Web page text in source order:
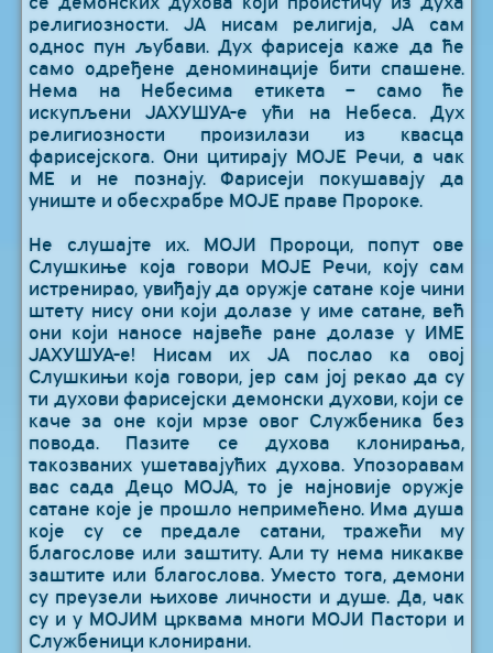
религиозности. ЈА нисам религија, ЈА сам
однос пун љубави. Дух фарисеја каже да ће
само одређене деноминације бити спашене.
Нема на Небесима етикета – само ће
искупљени ЈАХУШУА-е ући на Небеса. Дух
религиозности произилази из квасца
фарисејскога. Они цитирају МОЈЕ Речи, а чак
МЕ и не познају. Фарисеји покушавају да
униште и обесхрабре МОЈЕ праве Пророке.
Не слушајте их. МОЈИ Пророци, попут ове
Слушкиње која говори МОЈЕ Речи, коју сам
истренирао, увиђају да оружје сатане које чини
штету нису они који долазе у име сатане, већ
они који наносе највеће ране долазе у ИМЕ
ЈАХУШУА-е! Нисам их ЈА послао ка овој
Слушкињи која говори, јер сам јој рекао да су
ти духови фарисејски демонски духови, који се
каче за оне који мрзе овог Службеника без
повода. Пазите се духова клонирања,
такозваних ушетавајућих духова. Упозоравам
вас сада Децо МОЈА, то је најновије оружје
сатане које је прошло непримећено. Има душа
које су се предале сатани, тражећи му
благослове или заштиту. Али ту нема никакве
заштите или благослова. Уместо тога, демони
су преузели њихове личности и душе. Да, чак
су и у МОЈИМ црквама многи МОЈИ Пастори и
Службеници клонирани.